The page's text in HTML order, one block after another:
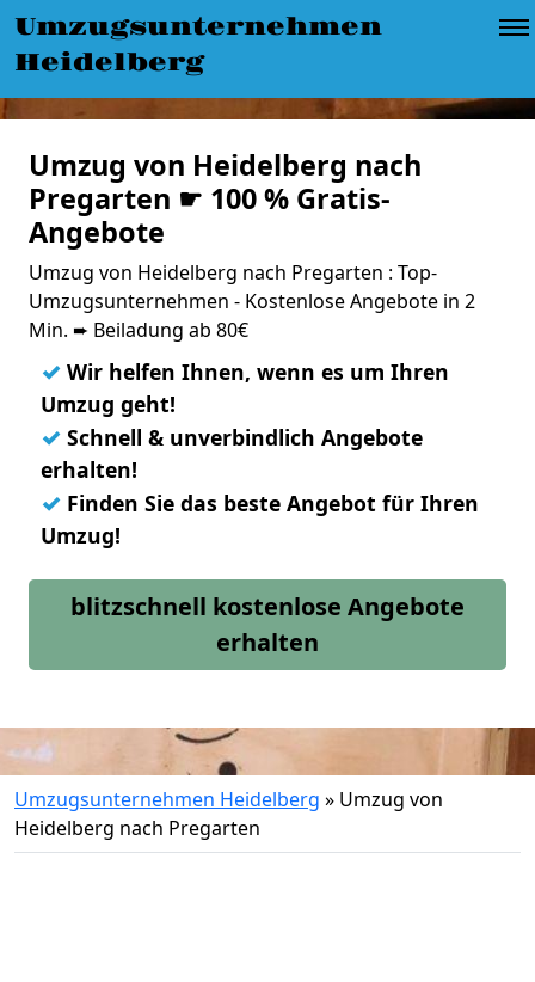
Umzugsunternehmen
Heidelberg
Umzug von Heidelberg nach
Pregarten ☛ 100 % Gratis-
Angebote
Umzug von Heidelberg nach Pregarten : Top-
Umzugsunternehmen - Kostenlose Angebote in 2
Min. ➨ Beiladung ab 80€
✓ Wir helfen Ihnen, wenn es um Ihren
Umzug geht!
✓ Schnell & unverbindlich Angebote
erhalten!
✓ Finden Sie das beste Angebot für Ihren
Umzug!
blitzschnell kostenlose Angebote
erhalten
Umzugsunternehmen Heidelberg » Umzug von
Heidelberg nach Pregarten